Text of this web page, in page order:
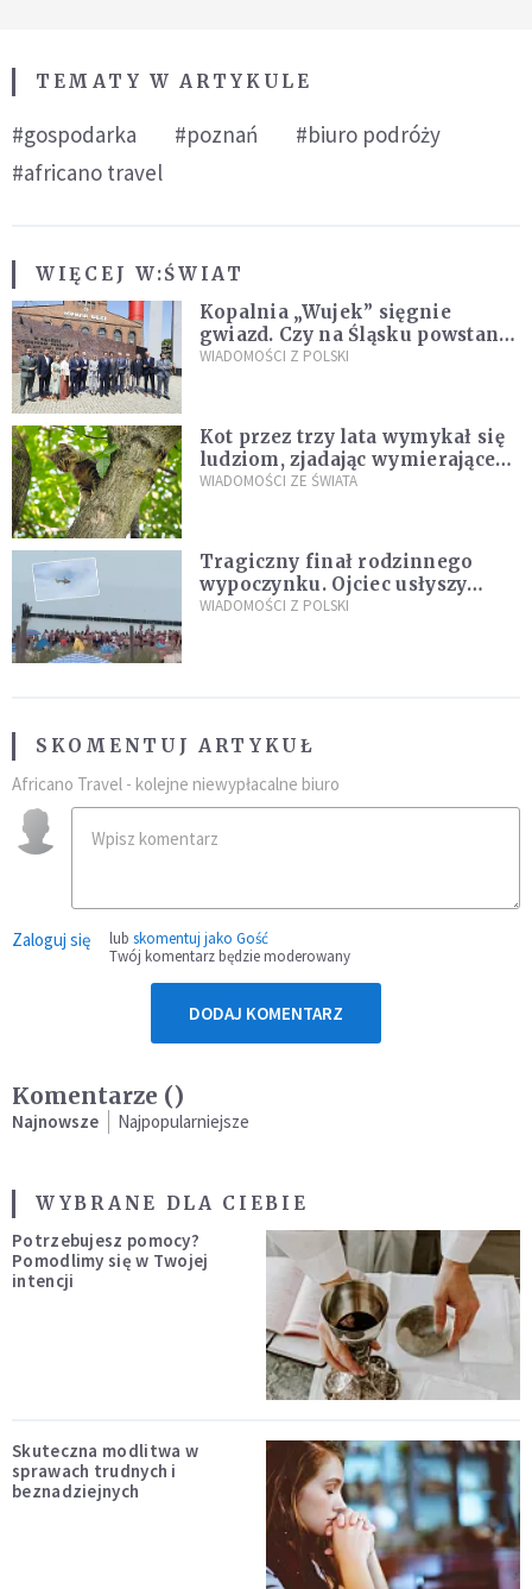
TEMATY W ARTYKULE
#gospodarka #poznań
#biuro podróży
#africano travel
WIĘCEJ W:ŚWIAT
Kopalnia „Wujek” sięgnie
gwiazd. Czy na Śląsku powstanie
„Dolina Krzemowa”?
WIADOMOŚCI Z POLSKI
Kot przez trzy lata wymykał się
ludziom, zjadając wymierające
kaczki. W końcu popełnił
WIADOMOŚCI ZE ŚWIATA
Tragiczny finał rodzinnego
wypoczynku. Ojciec usłyszy
zarzuty
WIADOMOŚCI Z POLSKI
SKOMENTUJ ARTYKUŁ
Africano Travel - kolejne niewypłacalne biuro
Zaloguj się lub skomentuj jako Gość
Twój komentarz będzie moderowany
DODAJ KOMENTARZ
Komentarze ()
Najnowsze Najpopularniejsze
WYBRANE DLA CIEBIE
Potrzebujesz pomocy?
Pomodlimy się w Twojej
intencji
Skuteczna modlitwa w
sprawach trudnych i
beznadziejnych